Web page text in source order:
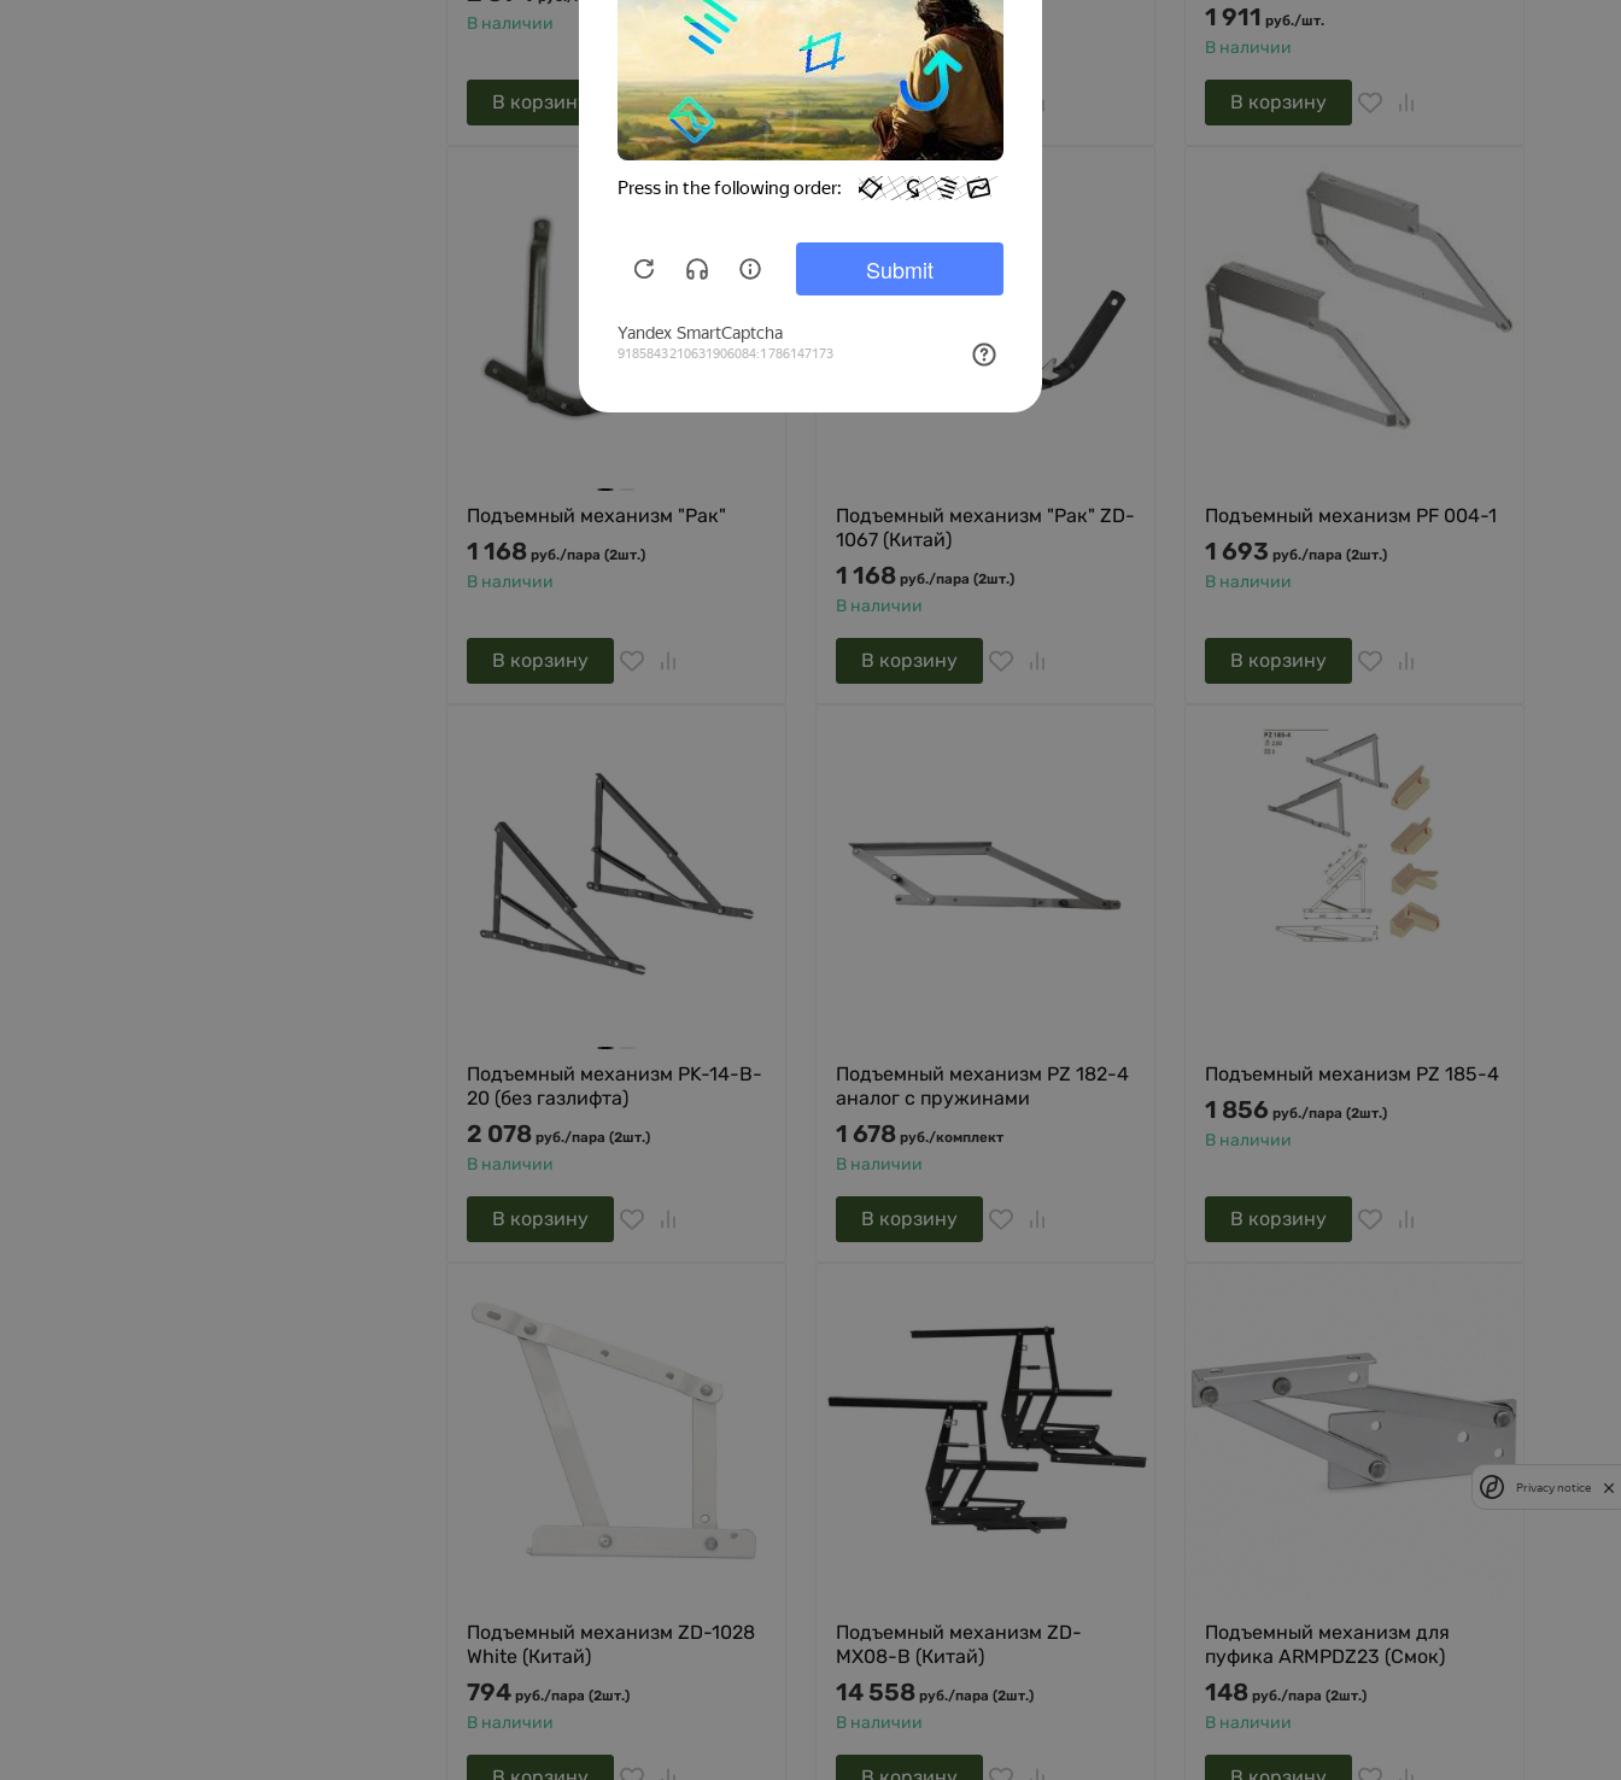
В наличии
В корзину
1 730 руб./комплект
В наличии
В корзину
1 911 руб./шт.
В наличии
В корзину
Подъемный механизм "Рак"
1 168 руб./пара (2шт.)
В наличии
В корзину
Подъемный механизм "Рак" ZD-
1067 (Китай)
1 168 руб./пара (2шт.)
В наличии
В корзину
Подъемный механизм PF 004-1
1 693 руб./пара (2шт.)
В наличии
В корзину
Подъемный механизм PK-14-B-
20 (без газлифта)
2 078 руб./пара (2шт.)
В наличии
В корзину
Подъемный механизм PZ 182-4
аналог с пружинами
1 678 руб./комплект
В наличии
В корзину
Подъемный механизм PZ 185-4
1 856 руб./пара (2шт.)
В наличии
В корзину
Подъемный механизм ZD-1028
White (Китай)
794 руб./пара (2шт.)
В наличии
Подъемный механизм ZD-
MX08-B (Китай)
14 558 руб./пара (2шт.)
В наличии
Подъемный механизм для
пуфика ARMPDZ23 (Смок)
148 руб./пара (2шт.)
В наличии
Privacy notice